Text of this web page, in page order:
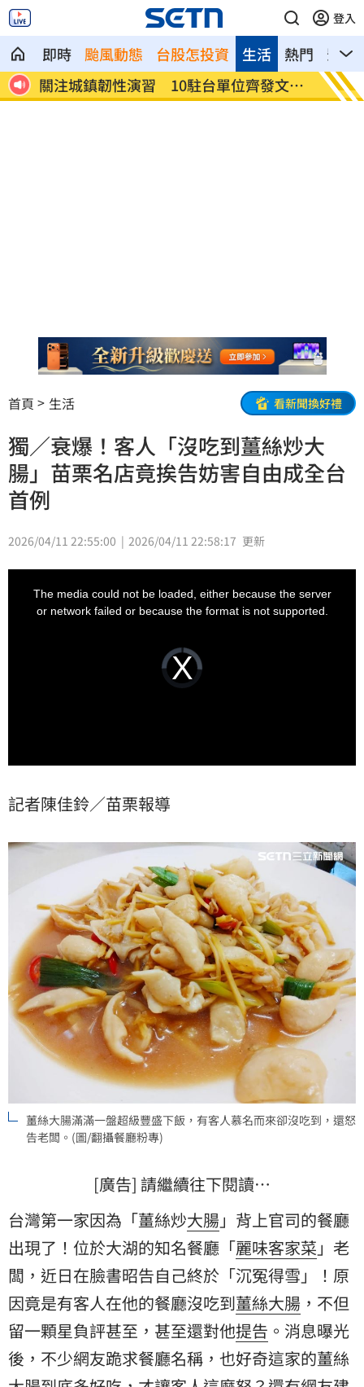
登入
即時 颱風動態 台股怎投資 熱門 影音
生活
關注城鎮韌性演習 10駐台單位齊發文宣
導
邱凱
首頁 生活 看新聞換好禮
獨／衰爆！客人「沒吃到薑絲炒大
腸」苗栗名店竟挨告妨害自由成全台
首例
2026/04/11 22:55:00 2026/04/11 22:58:17 更新
Video
Player
loading.
The media could not be loaded, either because the server
or network failed or because the format is not supported.
記者陳佳鈴／苗栗報導
薑絲大腸滿滿一盤超級豐盛下飯，有客人慕名而來卻沒吃到，還怒
告老闆。(圖/翻攝餐廳粉專)
[廣告] 請繼續往下閱讀…
台灣第一家因為「薑絲炒大腸 」背上官司的餐廳
出現了！位於大湖的知名餐廳「麗味客家菜 」 老
闆 ，近日在臉書昭告自己終於「沉冤得雪」！原
因竟是有客人在他的餐廳沒吃到薑絲大腸 ，不但
留一顆星負評甚至，甚至還對他提告 。消息曝光
後，不少網友跪求餐廳名稱，也好奇這家的薑絲